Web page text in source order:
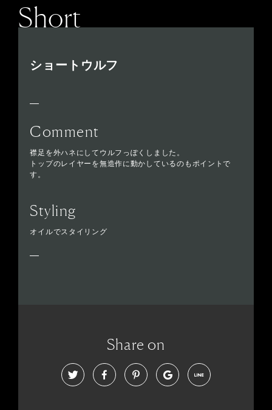
Short
ショートウルフ
Comment
襟足を外ハネにしてウルフっぽくしました。
トップのレイヤーを無造作に動かしているのもポイントで
す。
Styling
オイルでスタイリング
Share on